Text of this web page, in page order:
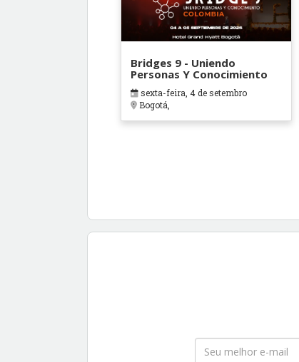
Bridges 9 - Uniendo
Personas Y Conocimiento
sexta-feira, 4 de setembro
Bogotá,